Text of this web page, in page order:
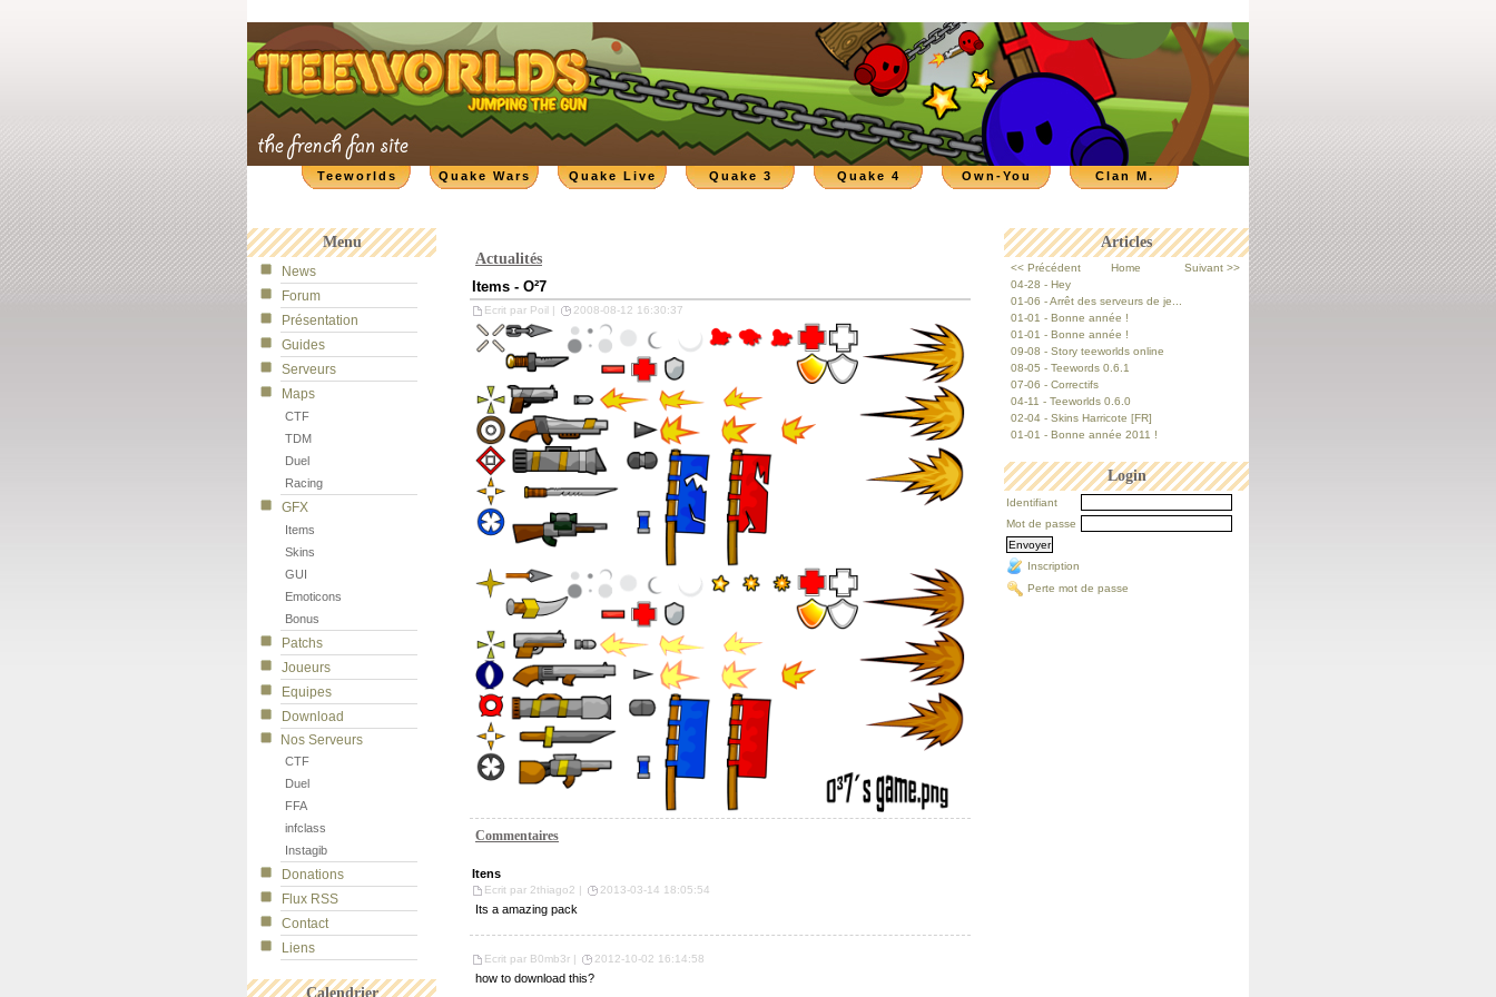
Clan M.
Own-You
Quake 4
Quake 3
Quake Live
Quake Wars
Teeworlds
Menu
News
Forum
Présentation
Guides
Serveurs
Maps
CTF
TDM
Duel
Racing
GFX
Items
Skins
GUI
Emoticons
Bonus
Patchs
Joueurs
Equipes
Download
Nos Serveurs
CTF
Duel
FFA
infclass
Instagib
Donations
Flux RSS
Contact
Liens
Calendrier
Articles
<< Précédent Home
Suivant >>
04-28 - Hey
01-06 - Arrêt des serveurs de je...
01-01 - Bonne année !
01-01 - Bonne année !
09-08 - Story teeworlds online
08-05 - Teewords 0.6.1
07-06 - Correctifs
04-11 - Teeworlds 0.6.0
02-04 - Skins Harricote [FR]
01-01 - Bonne année 2011 !
Login
Identifiant
Mot de passe
Inscription
Perte mot de passe
Actualités
Items - O²7
Ecrit par Poil | 2008-08-12 16:30:37
Commentaires
Itens
Ecrit par 2thiago2 | 2013-03-14 18:05:54
Its a amazing pack
Ecrit par B0mb3r | 2012-10-02 16:14:58
how to download this?